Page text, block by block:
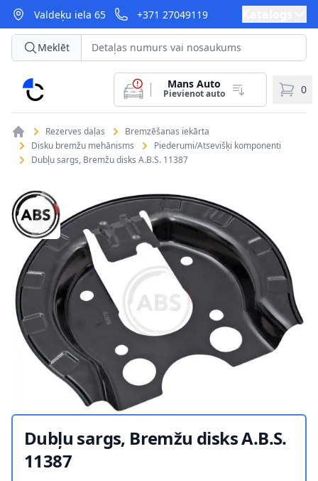
Valdeķu iela 65 +371 27049119
CarParts
Meklēt
Mans Auto
Pievienot auto 0
Rezerves daļas
Bremzēšanas iekārta
Disku bremžu mehānisms
Piederumi/Atsevišķi komponenti
Dubļu sargs, Bremžu disks A.B.S. 11387
Dubļu sargs, Bremžu disks A.B.S.
11387